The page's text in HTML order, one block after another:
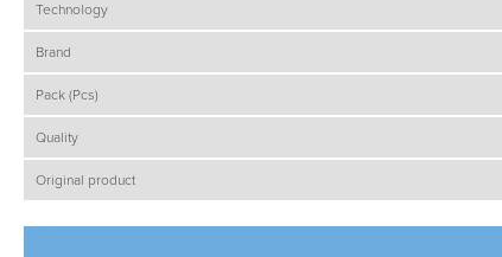
Technology
Brand
Pack (Pcs)
Quality
Original product